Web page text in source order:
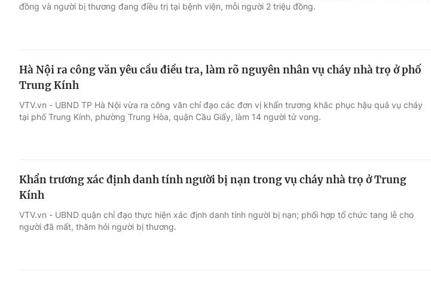
đồng và người bị thương đang điều trị tại bệnh viện, mỗi người 2 triệu đồng.
Hà Nội ra công văn yêu cầu điều tra, làm rõ nguyên nhân vụ cháy nhà trọ ở phố
Trung Kính
VTV.vn - UBND TP Hà Nội vừa ra công văn chỉ đạo các đơn vị khẩn trương khắc phục hậu quả vụ cháy
tại phố Trung Kính, phường Trung Hòa, quận Cầu Giấy, làm 14 người tử vong.
Khẩn trương xác định danh tính người bị nạn trong vụ cháy nhà trọ ở Trung
Kính
VTV.vn - UBND quận chỉ đạo thực hiện xác định danh tính người bị nạn; phối hợp tổ chức tang lễ cho
người đã mất, thăm hỏi người bị thương.